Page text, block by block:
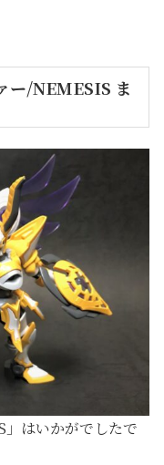
ー/NEMESIS ま
はいかがでしたで